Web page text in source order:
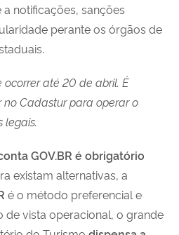
notificações, sanções
perante os órgãos de
ocorrer até 20 de abril. É
Cadastur para operar o
legais.
GOV.BR é obrigatório
existam alternativas, a
é o método preferencial e
de vista operacional, o grande